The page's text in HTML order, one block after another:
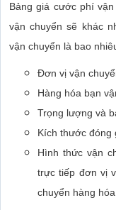
Bảng giá cước phí
vận chuyển sẽ khác
vận chuyển là bao
Đơn vị vận
Hàng hóa bạn
Trọng lượng và
Kích thước đóng
Hình thức vận
trực tiếp đơn vị
chuyển hàng